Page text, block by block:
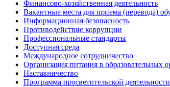
Финансово-хозяйственная деятельность
Вакантные места для приема (перевода)
Информационная безопасность
Противодействие коррупции
Профессиональные стандарты
Доступная среда
Международное сотрудничество
Организация питания в образовательных
Наставничество
Программа просветительской